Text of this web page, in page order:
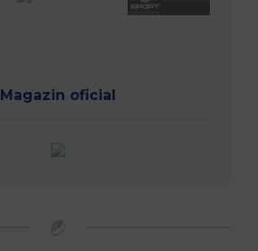
Magazin oficial